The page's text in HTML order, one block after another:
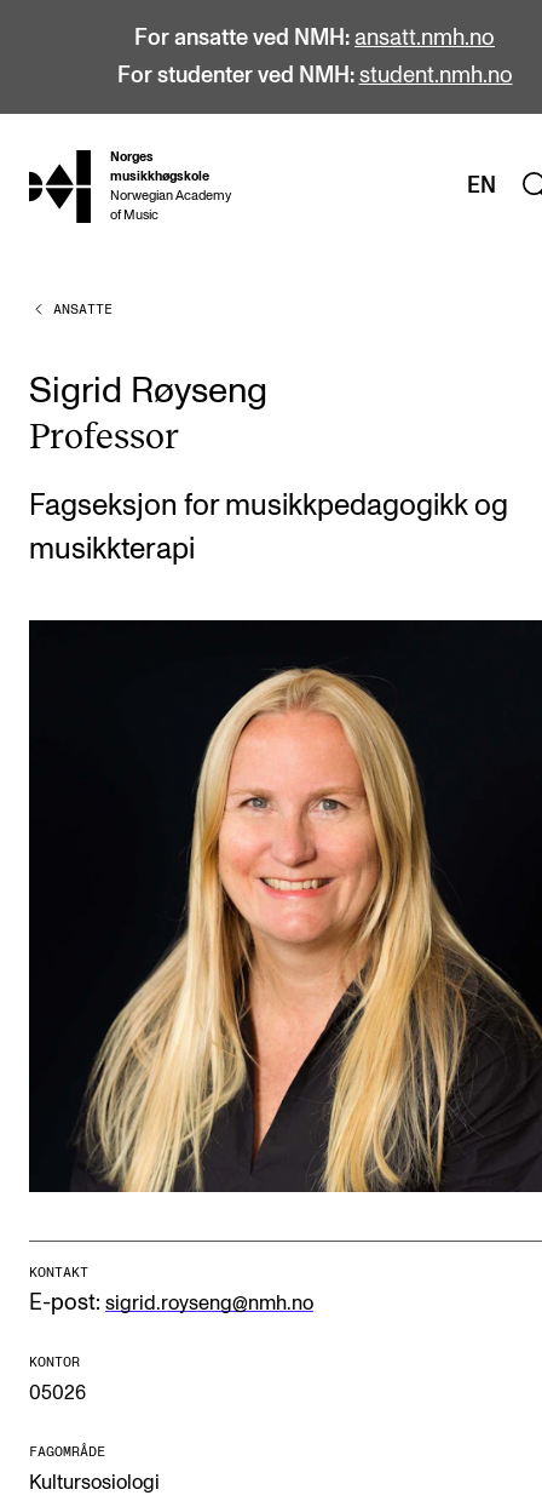
For ansatte ved NMH: ansatt.nmh.no
For studenter ved NMH: student.nmh.no
hjem
Norges
musikkhøgskole
Norwegian Academy
of Music
EN
STUDIER
Bachelor
Master
Doktorgrad
Årsstudium og videreutdanning
Talentutvikling
Studentutvalet SUT (student.nmh.no)
FORSKNING
CREMAH
NordART
Prosjekter
INTERNASJONALT
Utveksling
Internasjonal strategi
Samarbeidsprosjekter
Nettverk
ANSATTE
Sigrid Røyseng
Pro­fes­sor
Fagseksjon for musikkpedagogikk og
musikkterapi
KONTAKT
E-post: sigrid.royseng@nmh.no
KONTOR
05026
FAGOMRÅDE
Kultursosiologi